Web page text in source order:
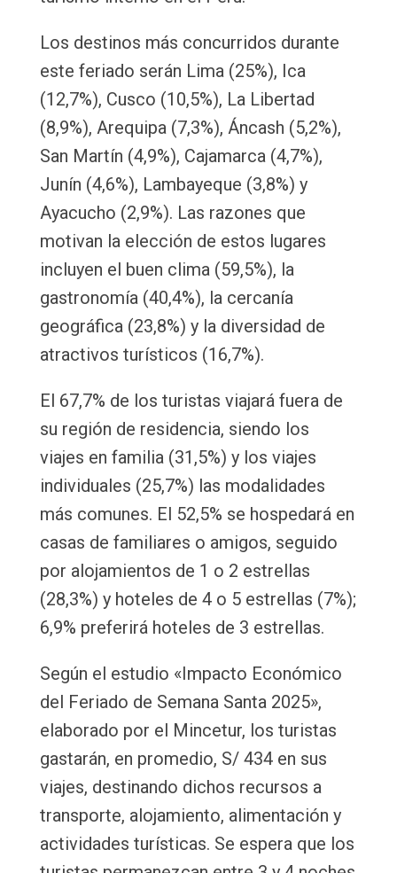
Los destinos más concurridos durante
este feriado serán Lima (25%), Ica
(12,7%), Cusco (10,5%), La Libertad
(8,9%), Arequipa (7,3%), Áncash (5,2%),
San Martín (4,9%), Cajamarca (4,7%),
Junín (4,6%), Lambayeque (3,8%) y
Ayacucho (2,9%). Las razones que
motivan la elección de estos lugares
incluyen el buen clima (59,5%), la
gastronomía (40,4%), la cercanía
geográfica (23,8%) y la diversidad de
atractivos turísticos (16,7%).
El 67,7% de los turistas viajará fuera de
su región de residencia, siendo los
viajes en familia (31,5%) y los viajes
individuales (25,7%) las modalidades
más comunes. El 52,5% se hospedará en
casas de familiares o amigos, seguido
por alojamientos de 1 o 2 estrellas
(28,3%) y hoteles de 4 o 5 estrellas (7%);
6,9% preferirá hoteles de 3 estrellas.
Según el estudio «Impacto Económico
del Feriado de Semana Santa 2025»,
elaborado por el Mincetur, los turistas
gastarán, en promedio, S/ 434 en sus
viajes, destinando dichos recursos a
transporte, alojamiento, alimentación y
actividades turísticas. Se espera que los